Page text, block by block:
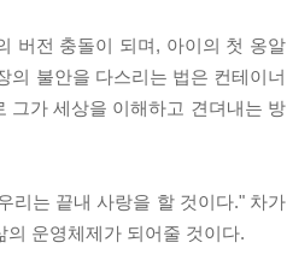
버전 충돌이 되며, 아이의 첫 옹알
의 불안을 다스리는 법은 컨테이너
그가 세상을 이해하고 견뎌내는 방
리는 끝내 사랑을 할 것이다." 차가
운영체제가 되어줄 것이다.